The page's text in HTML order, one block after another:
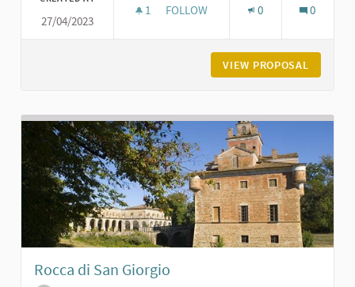
27/04/2023
1 1 FOLLOWER
FOLLOW 0 0
VIEW PROPOSAL
Rocca di San Giorgio